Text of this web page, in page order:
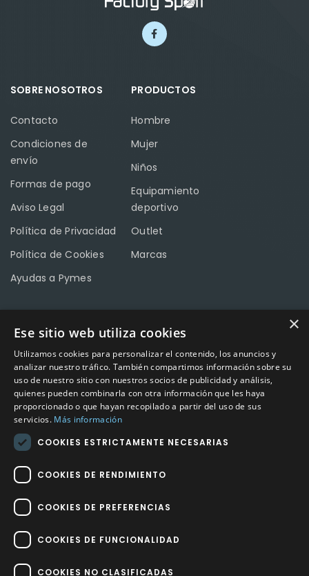
SOBRE NOSOTROS
Contacto
Condiciones de
envío
Formas de pago
Aviso Legal
Política de Privacidad
Política de Cookies
Ayudas a Pymes
PRODUCTOS
Hombre
Mujer
Niños
Equipamiento
deportivo
Outlet
Marcas
CONTACTO
Calle Méndez Núñez nº3 – Fuente Palmera 14120 Córdoba
Teléfono957 04 96 57
Emailinfo@factory-sport.es
HORARIO COMERCIAL
Lunes a viernes
10:00 a 14:00 / 18:00 a 21:00
×
Ese sitio web utiliza cookies
Utilizamos cookies para personalizar el contenido, los anuncios y
analizar nuestro tráfico. También compartimos información sobre su
uso de nuestro sitio con nuestros socios de publicidad y análisis,
quienes pueden combinarla con otra información que les haya
proporcionado o que hayan recopilado a partir del uso de sus
servicios. Más información
COOKIES ESTRICTAMENTE NECESARIAS
COOKIES DE RENDIMIENTO
COOKIES DE PREFERENCIAS
COOKIES DE FUNCIONALIDAD
COOKIES NO CLASIFICADAS